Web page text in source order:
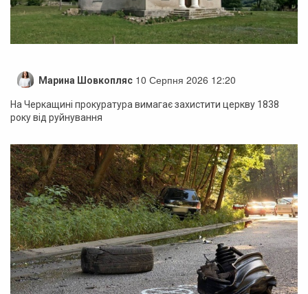
Марина Шовкопляс 10 Серпня 2026 12:20
На Черкащині прокуратура вимагає захистити церкву 1838
року від руйнування